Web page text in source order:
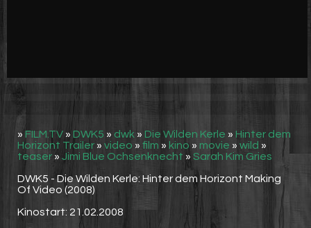
» FILM.TV » DWK5 » dwk » Die Wilden Kerle » Hinter dem
Horizont Trailer » video » film » kino » movie » wild »
teaser » Jimi Blue Ochsenknecht » Sarah Kim Gries
DWK5 - Die Wilden Kerle: Hinter dem Horizont Making
Of Video (2008)
Kinostart: 21.02.2008